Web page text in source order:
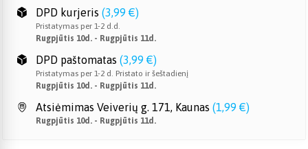
DPD kurjeris (3,99 €)
Pristatymas per 1-2 d.d.
Rugpjūtis 10d. - Rugpjūtis 11d.
DPD paštomatas (3,99 €)
Pristatymas per 1-2 d. Pristato ir šeštadienį
Rugpjūtis 10d. - Rugpjūtis 11d.
Atsiėmimas Veiverių g. 171, Kaunas (1,99 €)
Rugpjūtis 10d. - Rugpjūtis 11d.